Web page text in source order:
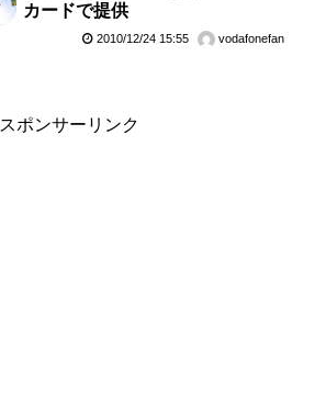
カードで提供
2010/12/24 15:55 vodafonefan
スポンサーリンク